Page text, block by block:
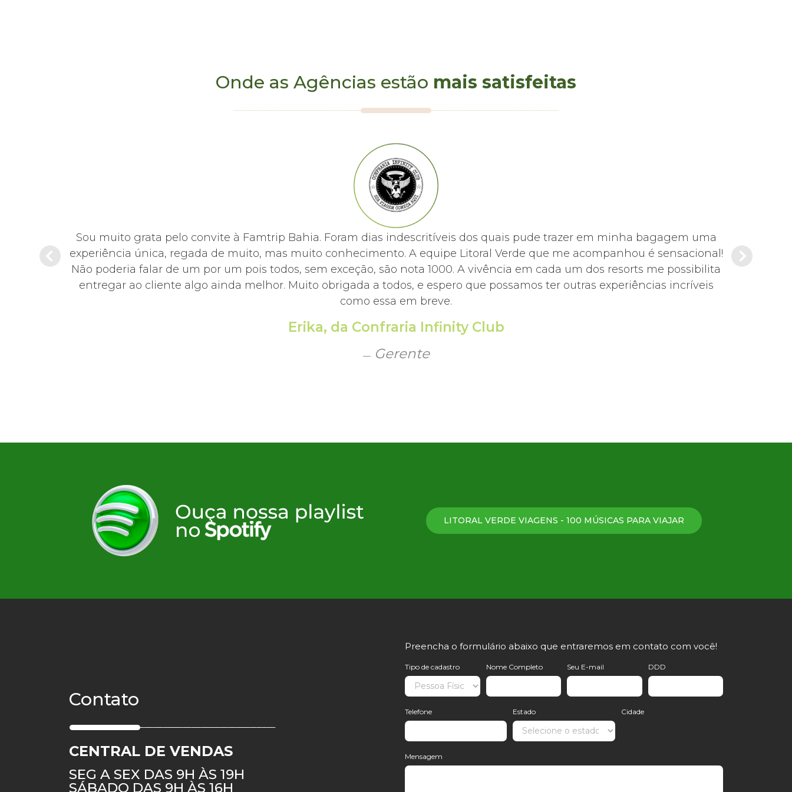
Onde as Agências estão mais satisfeitas
da
Sou muito grata pelo convite à Famtrip Bahia. Foram dias indescritíveis dos quais pude trazer em minha bagagem uma
experiência única, regada de muito, mas muito conhecimento. A equipe Litoral Verde que me acompanhou é sensacional!
Não poderia falar de um por um pois todos, sem exceção, são nota 1000. A vivência em cada um dos resorts me possibilita
entregar ao cliente algo ainda melhor. Muito obrigada a todos, e espero que possamos ter outras experiências incríveis
como essa em breve.
Erika, da Confraria Infinity Club
Gerente
LITORAL VERDE VIAGENS - 100 MÚSICAS PARA VIAJAR
Contato
CENTRAL DE VENDAS
SEG A SEX DAS 9H ÀS 19H
SÁBADO DAS 9H ÀS 16H
Preencha o formulário abaixo que entraremos em contato com você!
Tipo de cadastro Nome Completo Seu E-mail DDD
Telefone Estado Cidade
Mensagem